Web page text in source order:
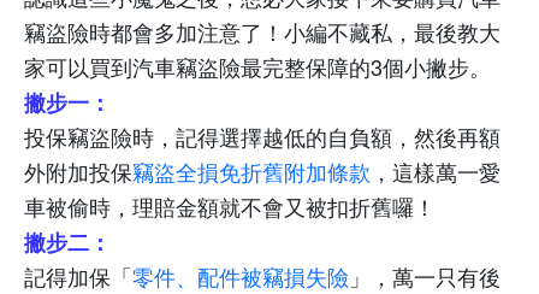
竊盜險時都會多加注意了！小編不藏私，最後教大
家可以買到汽車竊盜險最完整保障的3個小撇步。
撇步一：
投保竊盜險時，記得選擇越低的自負額，然後再額
外附加投保竊盜全損免折舊附加條款 ，這樣萬一愛
車被偷時，理賠金額就不會又被扣折舊囉！
撇步二：
記得加保「零件、配件被竊損失險 」，萬一只有後